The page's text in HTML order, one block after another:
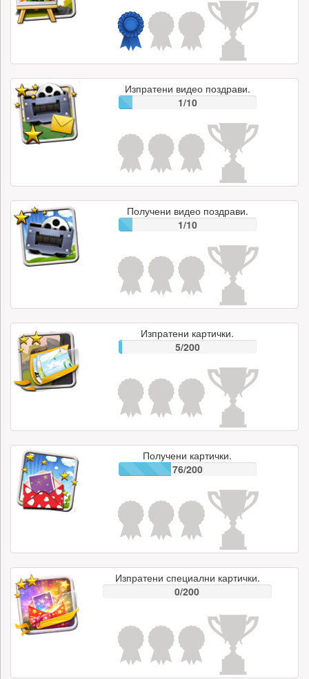
Изпратени видео поздрави.
1/10
Получени видео поздрави.
1/10
Изпратени картички.
5/200
Получени картички.
76/200
Изпратени специални картички.
0/200